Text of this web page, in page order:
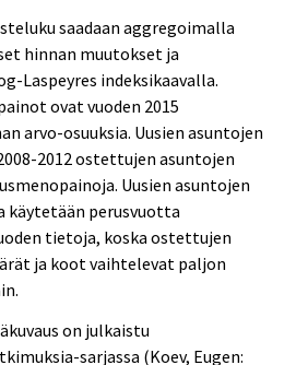
saadaan aggregoimalla
hinnan muutokset ja
Laspeyres indeksikaavalla.
ovat vuoden 2015
arvo-osuuksia. Uusien asuntojen
2012 ostettujen asuntojen
Uusien asuntojen
käytetään perusvuotta
tietoja, koska ostettujen
ja koot vaihtelevat paljon
on julkaistu
sarjassa (Koev, Eugen: